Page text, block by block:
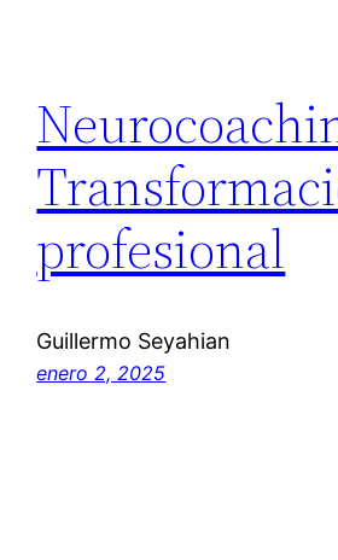
profesional
Guillermo Seyahian
enero 2, 2025